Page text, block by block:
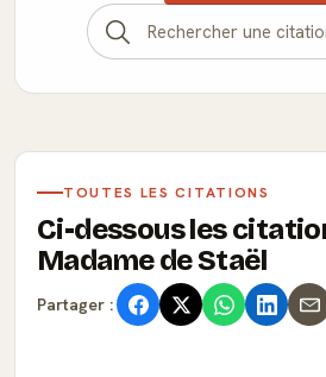
TOUTES LES CITATIONS
Ci-dessous les
Madame de Staël
Partager :